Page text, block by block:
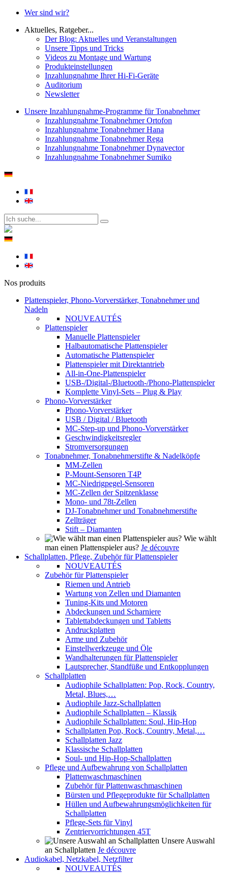
Wer sind wir?
Aktuelles, Ratgeber...
Der Blog: Aktuelles und Veranstaltungen
Unsere Tipps und Tricks
Videos zu Montage und Wartung
Produkteinstellungen
Inzahlungnahme Ihrer Hi-Fi-Geräte
Auditorium
Newsletter
Unsere Inzahlungnahme-Programme für Tonabnehmer
Inzahlungnahme Tonabnehmer Ortofon
Inzahlungnahme Tonabnehmer Hana
Inzahlungnahme Tonabnehmer Rega
Inzahlungnahme Tonabnehmer Dynavector
Inzahlungnahme Tonabnehmer Sumiko
Nos produits
Plattenspieler, Phono-Vorverstärker, Tonabnehmer und
Nadeln
NOUVEAUTÉS
Plattenspieler
Manuelle Plattenspieler
Halbautomatische Plattenspieler
Automatische Plattenspieler
Plattenspieler mit Direktantrieb
All-in-One-Plattenspieler
USB-/Digital-/Bluetooth-/Phono-Plattenspieler
Komplette Vinyl-Sets – Plug & Play
Phono-Vorverstärker
Phono-Vorverstärker
USB / Digital / Bluetooth
MC-Step-up und Phono-Vorverstärker
Geschwindigkeitsregler
Stromversorgungen
Tonabnehmer, Tonabnehmerstifte & Nadelköpfe
MM-Zellen
P-Mount-Sensoren T4P
MC-Niedrigpegel-Sensoren
MC-Zellen der Spitzenklasse
Mono- und 78t-Zellen
DJ-Tonabnehmer und Tonabnehmerstifte
Zellträger
Stift – Diamanten
Wie wählt
man einen Plattenspieler aus? Je découvre
Schallplatten, Pflege, Zubehör für Plattenspieler
NOUVEAUTÉS
Zubehör für Plattenspieler
Riemen und Antrieb
Wartung von Zellen und Diamanten
Tuning-Kits und Motoren
Abdeckungen und Scharniere
Tablettabdeckungen und Tabletts
Andruckplatten
Arme und Zubehör
Einstellwerkzeuge und Öle
Wandhalterungen für Plattenspieler
Lautsprecher, Standfüße und Entkopplungen
Schallplatten
Audiophile Schallplatten: Pop, Rock, Country,
Metal, Blues,…
Audiophile Jazz-Schallplatten
Audiophile Schallplatten – Klassik
Audiophile Schallplatten: Soul, Hip-Hop
Schallplatten Pop, Rock, Country, Metal,…
Schallplatten Jazz
Klassische Schallplatten
Soul- und Hip-Hop-Schallplatten
Pflege und Aufbewahrung von Schallplatten
Plattenwaschmaschinen
Zubehör für Plattenwaschmaschinen
Bürsten und Pflegeprodukte für Schallplatten
Hüllen und Aufbewahrungsmöglichkeiten für
Schallplatten
Pflege-Sets für Vinyl
Zentriervorrichtungen 45T
Unsere Auswahl
an Schallplatten Je découvre
Audiokabel, Netzkabel, Netzfilter
NOUVEAUTÉS